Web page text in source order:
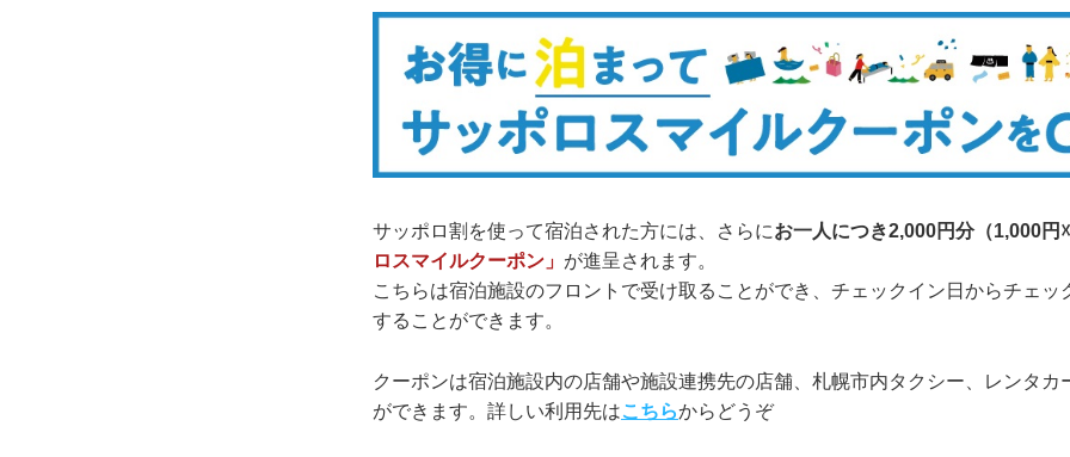
サッポロ割を使って宿泊された方には、さらにお一人につき2,000円分（1,000円
ロスマイルクーポン」 が進呈されます。
こちらは宿泊施設のフロントで受け取ることができ、チェックイン日からチェッ
することができます。
クーポンは宿泊施設内の店舗や施設連携先の店舗、札幌市内タクシー、レンタカ
ができます。詳しい利用先はこちらからどうぞ